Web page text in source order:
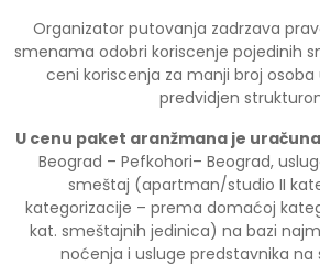
Organizator putovanja zadrzava
smenama odobri koriscenje pojedinih
ceni koriscenja za manji broj
predvidjen
U cenu paket aranžmana je
Beograd – Pefkohori– Beograd,
smeštaj (apartman/studio II
kategorizacije – prema domaćoj
kat. smeštajnih jedinica) na bazi najma
noćenja i usluge predstavnika na